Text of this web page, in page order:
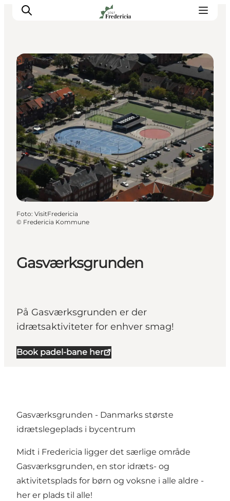
Det sker
Oplevelser
Spisesteder
Overnatning
Planlæg din tur
Book guidet tur
Gasværksgrunden
På Gasværksgrunden er der
idrætsaktiviteter for enhver smag!
Book padel-bane her
Sport og aktiviteter
Foto: VisitFredericia
© Fredericia Kommune
Gasværksgrunden - Danmarks største
idrætslegeplads i bycentrum
Midt i Fredericia ligger det særlige område
Gasværksgrunden, en stor idræts- og
aktivitetsplads for børn og voksne i alle aldre -
her er plads til alle!